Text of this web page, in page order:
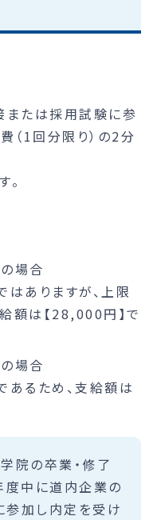
たは採用試験に参
（1回分限り）の2分
。
場合
ありますが、上限
額は【28,000円】で
場合
るため、支給額は
院の卒業・修了
度中に道内企業の
加し内定を受け